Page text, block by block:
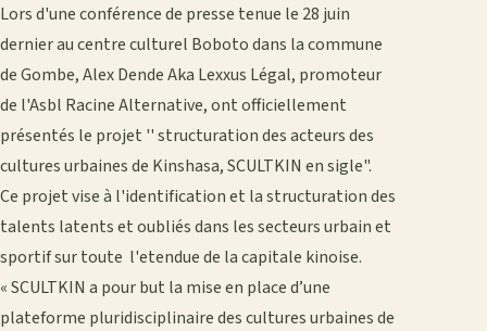
Lors d'une conférence de presse tenue le 28 juin
dernier au centre culturel Boboto dans la commune
de Gombe, Alex Dende Aka Lexxus Légal, promoteur
de l'Asbl Racine Alternative, ont officiellement
présentés le projet '' structuration des acteurs des
cultures urbaines de Kinshasa, SCULTKIN en sigle".
Ce projet vise à l'identification et la structuration des
talents latents et oubliés dans les secteurs urbain et
sportif sur toute l'etendue de la capitale kinoise.
« SCULTKIN a pour but la mise en place d’une
plateforme pluridisciplinaire des cultures urbaines de